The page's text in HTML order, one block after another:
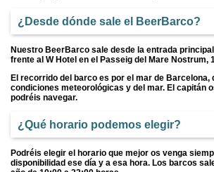
¿Desde dónde sale el BeerBarco?
Nuestro BeerBarco sale desde la entrada
frente al W Hotel en el Passeig del Mare Nostrum,
El recorrido del barco es por el mar de Barcelona,
condiciones meteorológicas y del mar. El capitán
podréis navegar.
¿Qué horario podemos elegir?
Podréis elegir el horario que mejor os venga
disponibilidad ese día y a esa hora. Los barcos